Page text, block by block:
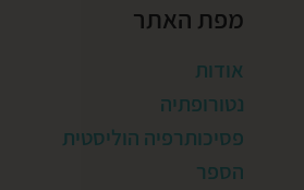
מפת האתר
אודות
נטורופתיה
פסיכותרפיה הוליסטית
הספר